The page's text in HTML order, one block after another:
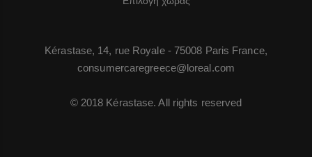
Kérastase, 14, rue Royale - 75008 Paris France,
consumercaregreece@loreal.com
© 2018 Kérastase. All rights reserved